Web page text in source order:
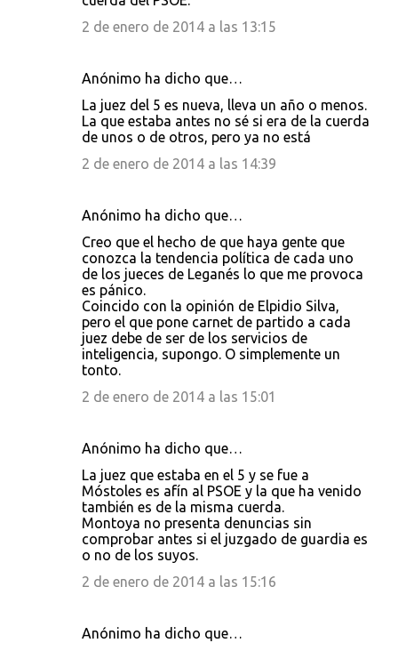
2 de enero de 2014 a las 13:15
Anónimo ha dicho que…
La juez del 5 es nueva, lleva un año o menos.
La que estaba antes no sé si era de la cuerda
de unos o de otros, pero ya no está
2 de enero de 2014 a las 14:39
Anónimo ha dicho que…
Creo que el hecho de que haya gente que
conozca la tendencia política de cada uno
de los jueces de Leganés lo que me provoca
es pánico.
Coincido con la opinión de Elpidio Silva,
pero el que pone carnet de partido a cada
juez debe de ser de los servicios de
inteligencia, supongo. O simplemente un
tonto.
2 de enero de 2014 a las 15:01
Anónimo ha dicho que…
La juez que estaba en el 5 y se fue a
Móstoles es afín al PSOE y la que ha venido
también es de la misma cuerda.
Montoya no presenta denuncias sin
comprobar antes si el juzgado de guardia es
o no de los suyos.
2 de enero de 2014 a las 15:16
Anónimo ha dicho que…